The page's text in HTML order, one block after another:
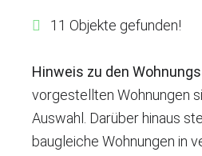
11 Objekte gefunden!
Hinweis zu den
vorgestellten Wohnungen
Auswahl. Darüber hinaus
baugleiche Wohnungen in